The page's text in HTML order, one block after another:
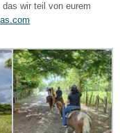
wir teil von eurem